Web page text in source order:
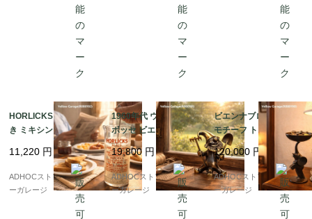
HORLICKS マドラー付
き ミキシンググラス ?
英国で生まれた、栄養
ドリンクのための実用
11,220 円
ADHOCストア・イエロ
ーガレージ
1960年代 ウォルター・
ボッセ ビエンナブロン
ズ ノーム（園芸用具欠
品） ? ミニマル造形が
際立つオリジナル真鍮
フィギュア ?
19,800 円
ADHOCストア・イエロ
ーガレージ
ビエンナブロンズ ゾウ
モチーフ トレイ付き置
物 — 鼻で支えるトレイ
が愛らしい、ウィーン
工芸のユーモラスな小
品 —
120,000 円
ADHOCストア・イエロ
ーガレージ